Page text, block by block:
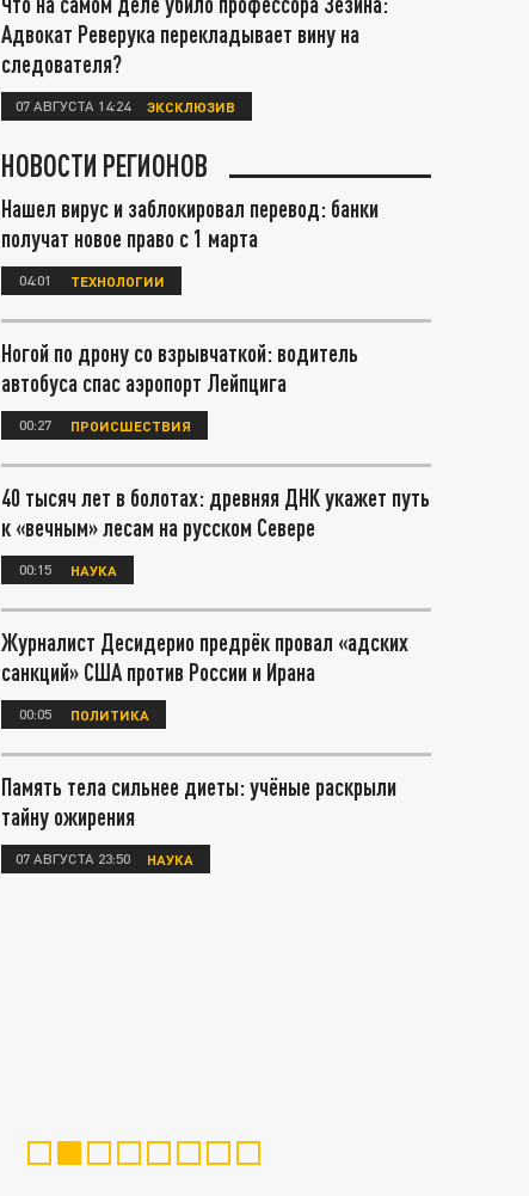
Адвокат Реверука перекладывает вину на
следователя?
07 АВГУСТА 14:24 ЭКСКЛЮЗИВ
НОВОСТИ РЕГИОНОВ
Нашел вирус и заблокировал перевод: банки
получат новое право с 1 марта
04:01 ТЕХНОЛОГИИ
Ногой по дрону со взрывчаткой: водитель
автобуса спас аэропорт Лейпцига
00:27 ПРОИСШЕСТВИЯ
40 тысяч лет в болотах: древняя ДНК укажет путь
к «вечным» лесам на русском Севере
00:15 НАУКА
Журналист Десидерио предрёк провал «адских
санкций» США против России и Ирана
00:05 ПОЛИТИКА
Память тела сильнее диеты: учёные раскрыли
тайну ожирения
07 АВГУСТА 23:50 НАУКА